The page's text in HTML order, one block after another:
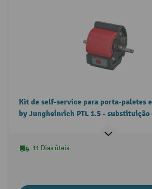
Kit de self-service para porta-paletes
by Jungheinrich PTL 1.5 - substituição
11 Dias úteis